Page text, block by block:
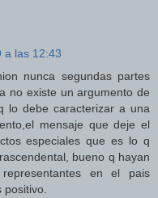
a las 12:43
nunca segundas partes
no existe un argumento de
lo debe caracterizar a una
mensaje que deje el
especiales que es lo q
bueno q hayan
en el pais